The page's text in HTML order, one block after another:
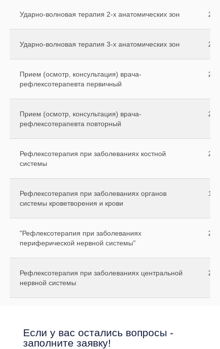
Ударно-волновая терапия 2-х анатомических зон
Ударно-волновая терапия 3-х анатомических зон
Прием (осмотр, консультация) врача-
рефлексотерапевта первичный
Прием (осмотр, консультация) врача-
рефлексотерапевта повторный
Рефлексотерапия при заболеваниях костной
системы
Рефлексотерапия при заболеваниях органов
системы кроветворения и крови
"Рефлексотерапия при заболеваниях
периферической нервной системы"
Рефлексотерапия при заболеваниях центральной
нервной системы
Уровень образования:
Если у вас остались вопросы -
заполните заявку!